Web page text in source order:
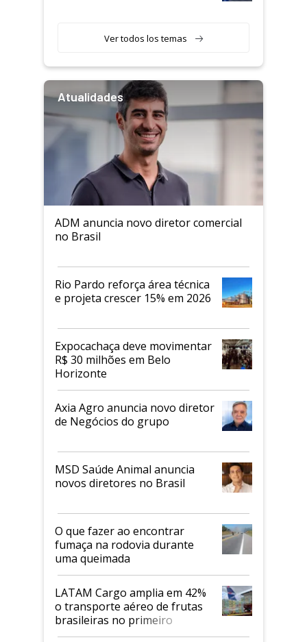
Ver todos los temas
Atualidades
ADM anuncia novo diretor comercial
no Brasil
Rio Pardo reforça área técnica
e projeta crescer 15% em 2026
Expocachaça deve movimentar
R$ 30 milhões em Belo
Horizonte
Axia Agro anuncia novo diretor
de Negócios do grupo
MSD Saúde Animal anuncia
novos diretores no Brasil
O que fazer ao encontrar
fumaça na rodovia durante
uma queimada
LATAM Cargo amplia em 42%
o transporte aéreo de frutas
brasileiras no primeiro
semestre